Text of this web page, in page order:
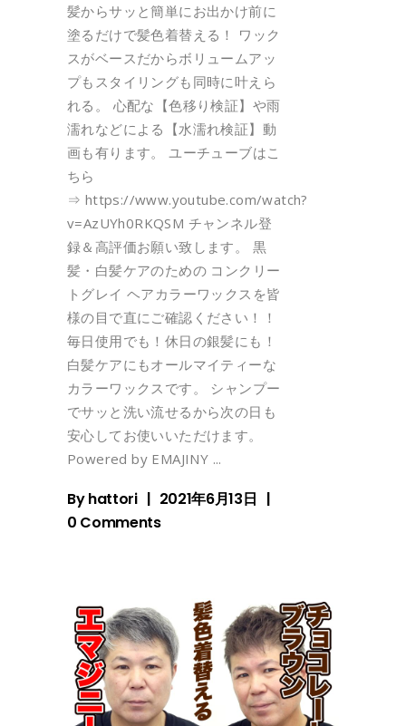
髪からサッと簡単にお出かけ前に
塗るだけで髪色着替える！ ワック
スがベースだからボリュームアッ
プもスタイリングも同時に叶えら
れる。 心配な【色移り検証】や雨
濡れなどによる【水濡れ検証】動
画も有ります。 ユーチューブはこ
ちら
⇒ https://www.youtube.com/watch?
v=AzUYh0RKQSM チャンネル登
録＆高評価お願い致します。 黒
髪・白髪ケアのための コンクリー
トグレイ ヘアカラーワックスを皆
様の目で直にご確認ください！！
毎日使用でも！休日の銀髪にも！
白髪ケアにもオールマイティーな
カラーワックスです。 シャンプー
でサッと洗い流せるから次の日も
安心してお使いいただけます。
Powered by EMAJINY
Byhattori
2021年6月13日
0 Comments